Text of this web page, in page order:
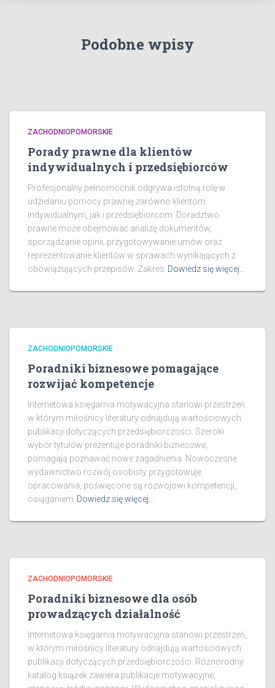
Podobne wpisy
ZACHODNIOPOMORSKIE
Porady prawne dla klientów
indywidualnych i przedsiębiorców
Profesjonalny pełnomocnik odgrywa istotną rolę w
udzielaniu pomocy prawnej zarówno klientom
indywidualnym, jak i przedsiębiorcom. Doradztwo
prawne może obejmować analizę dokumentów,
sporządzanie opinii, przygotowywanie umów oraz
reprezentowanie klientów w sprawach wynikających z
obowiązujących przepisów. Zakres Dowiedz się więcej…
ZACHODNIOPOMORSKIE
Poradniki biznesowe pomagające
rozwijać kompetencje
Internetowa księgarnia motywacyjna stanowi przestrzeń,
w którym miłośnicy literatury odnajdują wartościowych
publikacji dotyczących przedsiębiorczości. Szeroki
wybór tytułów prezentuje poradniki biznesowe,
pomagają poznawać nowe zagadnienia. Nowoczesne
wydawnictwo rozwój osobisty przygotowuje
opracowania, poświęcone są rozwojowi kompetencji,
osiąganiem Dowiedz się więcej…
ZACHODNIOPOMORSKIE
Poradniki biznesowe dla osób
prowadzących działalność
Internetowa księgarnia motywacyjna stanowi przestrzeń,
w którym miłośnicy literatury odnajdują wartościowych
publikacji dotyczących przedsiębiorczości. Różnorodny
katalog książek zawiera publikacje motywacyjne,